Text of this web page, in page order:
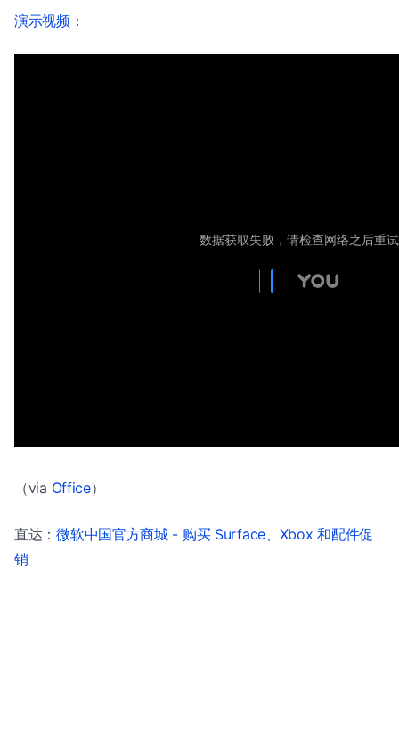
演示视频 ：
（via Office）
直达：微软中国官方商城 - 购买 Surface、Xbox 和配件促
销